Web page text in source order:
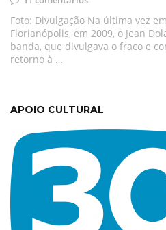
Foto: Divulgação Na última vez
Florianópolis, em 2009, o Jean
banda, que divulgava o fraco e
retorno à …
APOIO CULTURAL